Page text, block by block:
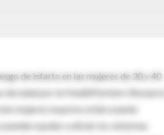
de infarto en las mujeres de 30 y 40
de edad por la HealthPartners
mujeres mayores están usando
ayudar a aliviar los síntomas